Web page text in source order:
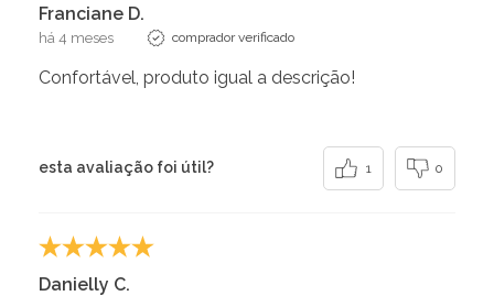
Franciane D.
há 4 meses comprador verificado
Confortável, produto igual a descrição!
esta avaliação foi útil? 1 0
Danielly C.